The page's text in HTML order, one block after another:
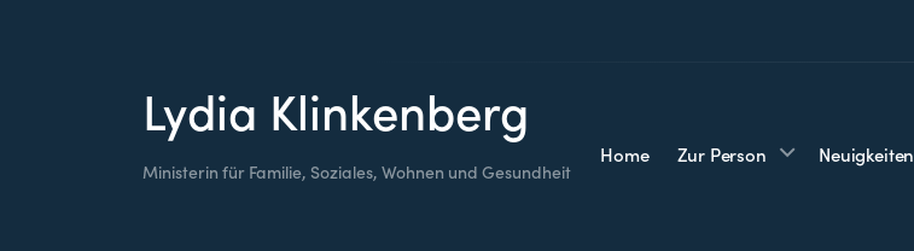
Lydia Klinkenberg
Ministerin für Familie, Soziales, Wohnen und Gesundheit
Home Zur Person Neuigkeiten